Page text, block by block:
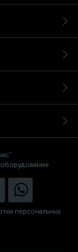
персональных